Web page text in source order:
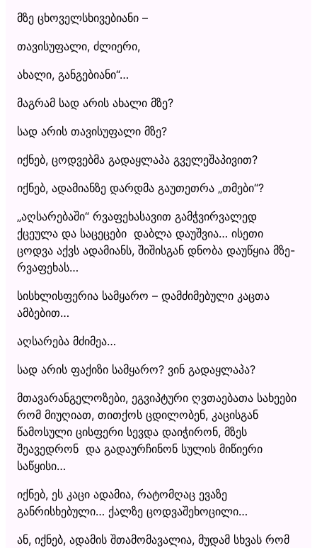
მზე ცხოველსხივებიანი –
თავისუფალი, ძლიერი,
ახალი, განგებიანი“…
მაგრამ სად არის ახალი მზე?
სად არის თავისუფალი მზე?
იქნებ, ცოდვებმა გადაყლაპა გველეშაპივით?
იქნებ, ადამიანზე დარდმა გაუთეთრა „თმები“?
„აღსარებაში“ რვაფეხასავით გამჭვირვალედ
ქცეულა და საცეცები დაბლა დაუშვია… ისეთი
ცოდვა აქვს ადამიანს, შიშისგან დნობა დაუწყია მზე-
რვაფეხას…
სისხლისფერია სამყარო – დამძიმებული კაცთა
ამბებით…
აღსარება მძიმეა…
სად არის ფაქიზი სამყარო? ვინ გადაყლაპა?
მთავარანგელოზები, ეგვიპტური ღვთაებათა სახეები
რომ მიუღიათ, თითქოს ცდილობენ, კაცისგან
წამოსული ცისფერი სევდა დაიჭირონ, მზეს
შეავედრონ და გადაურჩინონ სულის მიწიერი
საწყისი…
იქნებ, ეს კაცი ადამია, რატომღაც ევაზე
განრისხებული… ქალზე ცოდვაშეხოცილი…
ან, იქნებ, ადამის შთამომავალია, მუდამ სხვას რომ